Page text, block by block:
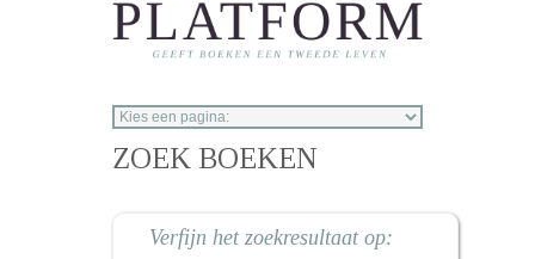
ZOEK BOEKEN